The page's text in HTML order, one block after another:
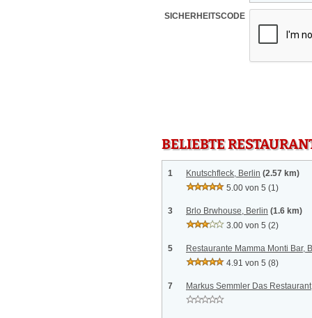
SICHERHEITSCODE
BELIEBTE
1 Knutschfleck, Berlin (2.57 km)
5.00 von 5 (1)
3 Brlo Brwhouse, Berlin (1.6 km)
3.00 von 5 (2)
5
Restaurante Mamma Monti Bar,
4.91 von 5 (8)
7 Markus Semmler Das